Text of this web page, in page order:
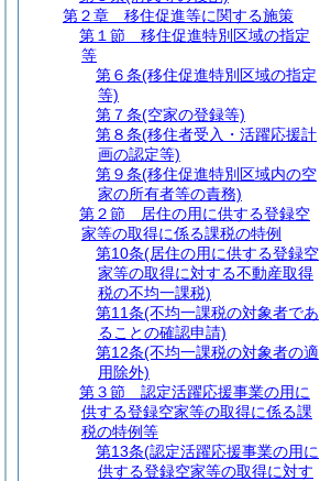
第２章
移住促進等に関する施策
第１節
移住促進特別区域の指定
等
第６条(移住促進特別区域の指定
等)
第７条(空家の登録等)
第８条(移住者受入・活躍応援計
画の認定等)
第９条(移住促進特別区域内の空
家の所有者等の責務)
第２節
居住の用に供する登録空
家等の取得に係る課税の特例
第10条(居住の用に供する登録空
家等の取得に対する不動産取得
税の不均一課税)
第11条(不均一課税の対象者であ
ることの確認申請)
第12条(不均一課税の対象者の適
用除外)
第３節
認定活躍応援事業の用に
供する登録空家等の取得に係る課
税の特例等
第13条(認定活躍応援事業の用に
供する登録空家等の取得に対す